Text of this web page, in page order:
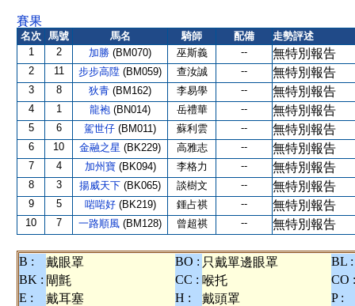
賽果
名次 馬號 馬名 騎師 配備
走勢評述
1
2 加勝 (BM070) 巫斯義 -- 無特別報告
2 11 步步高陞 (BM059) 查汝誠 -- 無特別報告
3 8 狄青 (BM162) 李易學 -- 無特別報告
4 1 龍袍 (BN014) 岳禮華 -- 無特別報告
5 6 駕世仔 (BM011) 蘇利雲 -- 無特別報告
6 10 金融之星 (BK229) 高雅志 -- 無特別報告
7 4 加州寶 (BK094) 李格力 -- 無特別報告
8 3 揚威天下 (BK065) 談樹文 -- 無特別報告
9 5 啱啱好 (BK219) 鍾占祺 -- 無特別報告
10 7 一路順風 (BM128) 曾超祺 -- 無特別報告
B : 戴眼罩 BO : 只戴單邊眼罩
BL :
BK : 閘氈 CC : 喉托
CO :
E :
戴耳塞 H : 戴頭罩
P :